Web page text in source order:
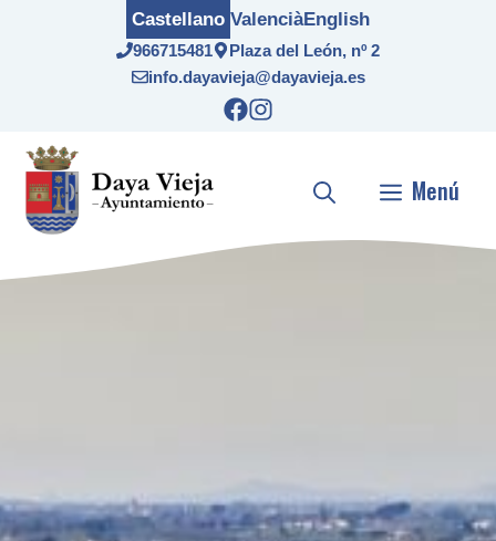
966715481
Plaza del León, nº 2
info.dayavieja@dayavieja.es
Castellano ValenciàEnglish
Menú